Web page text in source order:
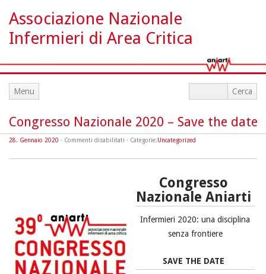
Associazione Nazionale
Infermieri di Area Critica
Menu
Congresso Nazionale 2020 – Save the date
28. Gennaio 2020 · Commenti disabilitati su
Congresso
2020
· Categorie:Uncategorized
Congresso
Nazionale Aniarti
Infermieri 2020: una disciplina
senza frontiere
SAVE THE DATE